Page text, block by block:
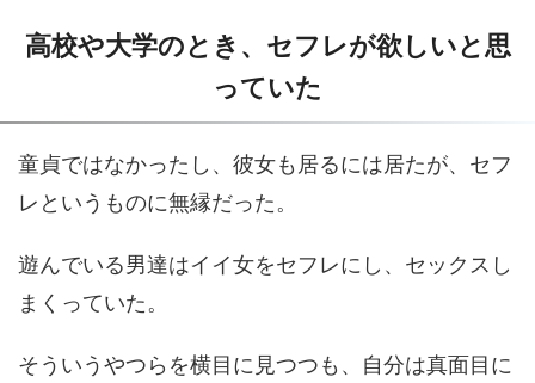
高校や大学のとき、セフレが欲しいと思
っていた
童貞ではなかったし、彼女も居るには居たが、セフ
レというものに無縁だった。
遊んでいる男達はイイ女をセフレにし、セックスし
まくっていた。
そういうやつらを横目に見つつも、自分は真面目に